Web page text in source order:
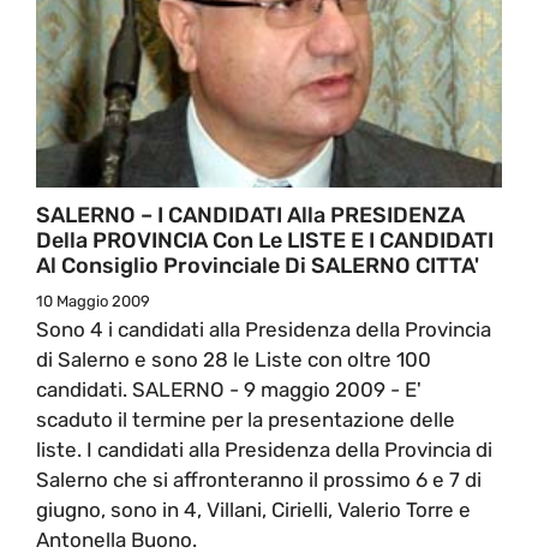
SALERNO – I CANDIDATI Alla PRESIDENZA
Della PROVINCIA Con Le LISTE E I CANDIDATI
Al Consiglio Provinciale Di SALERNO CITTA'
10 Maggio 2009
Sono 4 i candidati alla Presidenza della Provincia
di Salerno e sono 28 le Liste con oltre 100
candidati. SALERNO - 9 maggio 2009 - E'
scaduto il termine per la presentazione delle
liste. I candidati alla Presidenza della Provincia di
Salerno che si affronteranno il prossimo 6 e 7 di
giugno, sono in 4, Villani, Cirielli, Valerio Torre e
Antonella Buono.